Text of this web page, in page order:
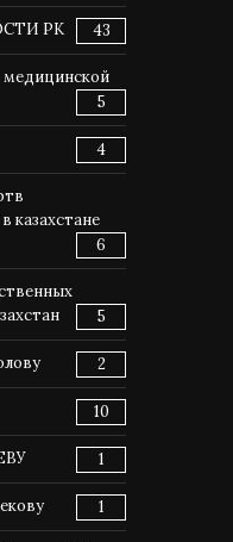
РК 43
5
4
казахстане
6
5
2
10
1
1